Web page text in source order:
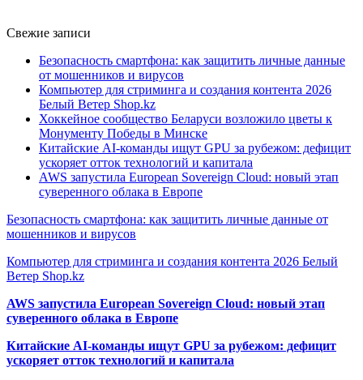
Свежие записи
Безопасность смартфона: как защитить личные данные
от мошенников и вирусов
Компьютер для стриминга и создания контента 2026
Белый Ветер Shop.kz
Хоккейное сообщество Беларуси возложило цветы к
Монументу Победы в Минске
Китайские AI-команды ищут GPU за рубежом: дефицит
ускоряет отток технологий и капитала
AWS запустила European Sovereign Cloud: новый этап
суверенного облака в Европе
Безопасность смартфона: как защитить личные данные от
мошенников и вирусов
Компьютер для стриминга и создания контента 2026 Белый
Ветер Shop.kz
AWS запустила European Sovereign Cloud: новый этап
суверенного облака в Европе
Китайские AI-команды ищут GPU за рубежом: дефицит
ускоряет отток технологий и капитала